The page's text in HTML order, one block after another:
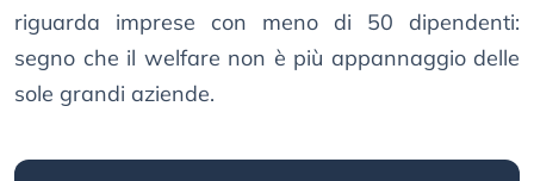
riguarda imprese con meno di 50 dipendenti:
segno che il welfare non è più appannaggio delle
sole grandi aziende.